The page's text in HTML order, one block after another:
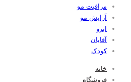
مراقبت مو
آرایش مو
ابرو
آقایان
کودک
خانه
فروشگاه